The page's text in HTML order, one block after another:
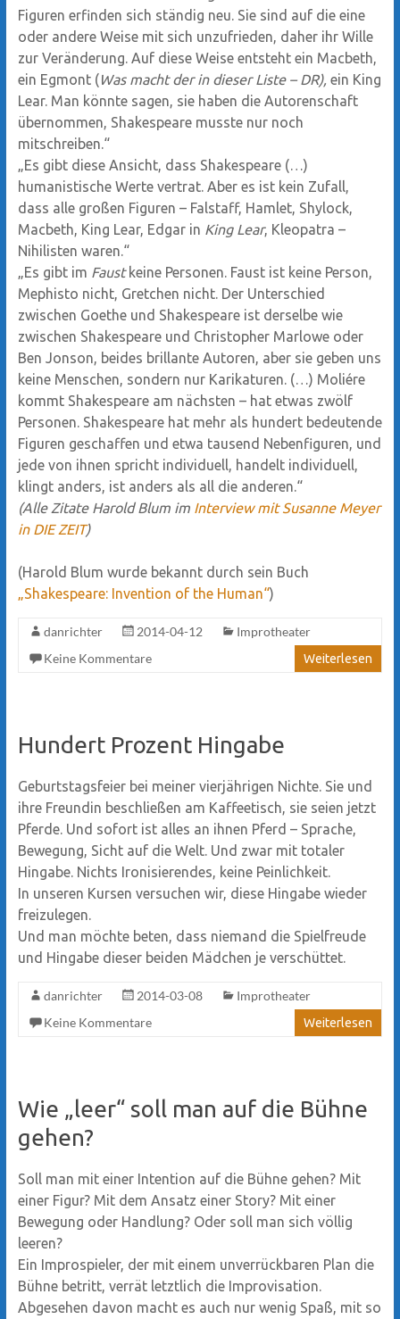
Figuren erfinden sich ständig neu. Sie sind auf die eine
oder andere Weise mit sich unzufrieden, daher ihr Wille
zur Veränderung. Auf diese Weise entsteht ein Macbeth,
ein Egmont (Was macht der in dieser Liste – DR), ein King
Lear. Man könnte sagen, sie haben die Autorenschaft
übernommen, Shakespeare musste nur noch
mitschreiben.“
„Es gibt diese Ansicht, dass Shakespeare (…)
humanistische Werte vertrat. Aber es ist kein Zufall,
dass alle großen Figuren – Falstaff, Hamlet, Shylock,
Macbeth, King Lear, Edgar in King Lear, Kleopatra –
Nihilisten waren.“
„Es gibt im Faustkeine Personen. Faust ist keine Person,
Mephisto nicht, Gretchen nicht. Der Unterschied
zwischen Goethe und Shakespeare ist derselbe wie
zwischen Shakespeare und Christopher Marlowe oder
Ben Jonson, beides brillante Autoren, aber sie geben uns
keine Menschen, sondern nur Karikaturen. (…) Moliére
kommt Shakespeare am nächsten – hat etwas zwölf
Personen. Shakespeare hat mehr als hundert bedeutende
Figuren geschaffen und etwa tausend Nebenfiguren, und
jede von ihnen spricht individuell, handelt individuell,
klingt anders, ist anders als all die anderen.“
(Alle Zitate Harold Blum im Interview mit Susanne Meyer
in DIE ZEIT)
(Harold Blum wurde bekannt durch sein Buch
„Shakespeare: Invention of the Human“)
danrichter 2014-04-12
Improtheater
Keine Kommentare
Weiterlesen
Hundert Prozent Hingabe
Geburtstagsfeier bei meiner vierjährigen Nichte. Sie und
ihre Freundin beschließen am Kaffeetisch, sie seien jetzt
Pferde. Und sofort ist alles an ihnen Pferd – Sprache,
Bewegung, Sicht auf die Welt. Und zwar mit totaler
Hingabe. Nichts Ironisierendes, keine Peinlichkeit.
In unseren Kursen versuchen wir, diese Hingabe wieder
freizulegen.
Und man möchte beten, dass niemand die Spielfreude
und Hingabe dieser beiden Mädchen je verschüttet.
danrichter 2014-03-08
Improtheater
Keine Kommentare
Weiterlesen
Wie „leer“ soll man auf die Bühne
gehen?
Soll man mit einer Intention auf die Bühne gehen? Mit
einer Figur? Mit dem Ansatz einer Story? Mit einer
Bewegung oder Handlung? Oder soll man sich völlig
leeren?
Ein Improspieler, der mit einem unverrückbaren Plan die
Bühne betritt, verrät letztlich die Improvisation.
Abgesehen davon macht es auch nur wenig Spaß, mit so